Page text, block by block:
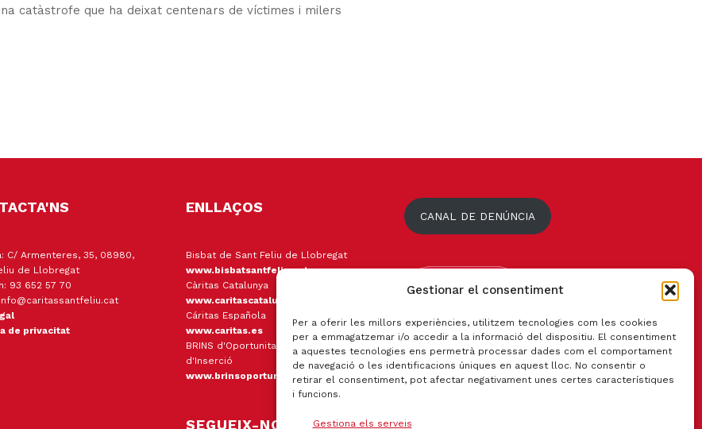
Gestionar el consentiment
Per a oferir les millors experiències, utilitzem tecnologies com les cookies
per a emmagatzemar i/o accedir a la informació del dispositiu. El consentiment
a aquestes tecnologies ens permetrà processar dades com el comportament
de navegació o les identificacions úniques en aquest lloc. No consentir o
retirar el consentiment, pot afectar negativament unes certes característiques
i funcions.
Gestiona els serveis
catàstrofe que ha deixat centenars de víctimes i milers
C/ Armenteres, 35, 08980,
de Llobregat
93 652 57 70
de privacitat
ENLLAÇOS
Bisbat de Sant Feliu de Llobregat
www.bisbatsantfeliu.cat
Càritas Catalunya
www.caritascatalunya.cat
Cáritas Española
www.caritas.es
BRINS d'Oportunitats Empresa
d'Inserció
www.brinsoportunitats.cat
SEGUEIX-NOS
CANAL DE DENÚNCIA